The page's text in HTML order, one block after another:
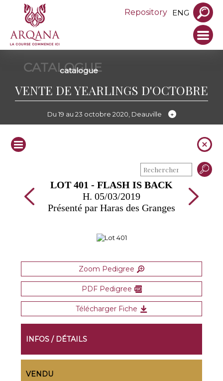
Repository ENG
CATALOGUE
catalogue
VENTE DE YEARLINGS D'OCTOBRE
Du 19 au 23 octobre 2020, Deauville
LOT 401 - FLASH IS BACK
H. 05/03/2019
Présenté par Haras des Granges
Zoom Pedigree
PDF Pedigree
Télécharger Fiche
INFOS / DÉTAILS
VENDU